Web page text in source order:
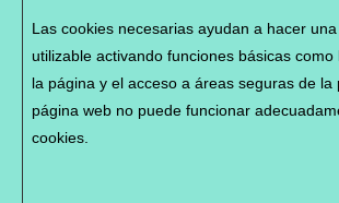
Las cookies necesarias ayudan a hacer
utilizable activando funciones básicas como
la página y el acceso a áreas seguras de la
página web no puede funcionar
cookies.